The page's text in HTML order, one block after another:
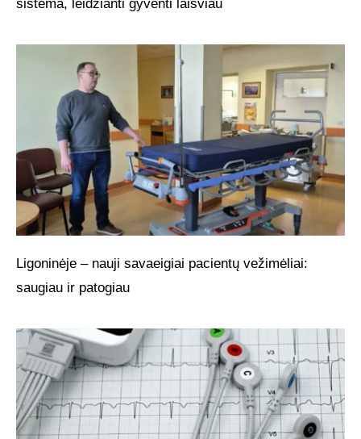
sistema, leidžianti gyventi laisviau
Ligoninėje – nauji savaeigiai pacientų vežimėliai:
saugiau ir patogiau